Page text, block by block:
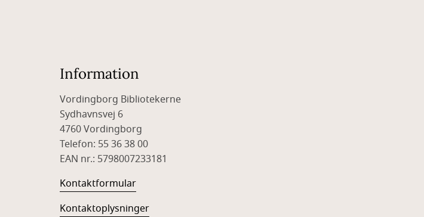
Information
Vordingborg Bibliotekerne
Sydhavnsvej 6
4760 Vordingborg
Telefon: 55 36 38 00
EAN nr.: 5798007233181
Kontaktformular
Kontaktoplysninger